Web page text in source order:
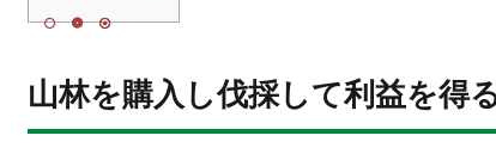
利益を
1.1
山林
伐採によ
山林を購入し伐採して利益を得